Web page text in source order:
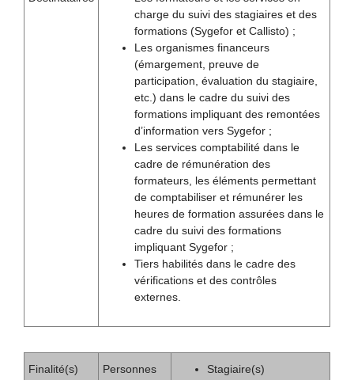
charge du suivi des stagiaires et des
formations (Sygefor et Callisto) ;
Les organismes financeurs
(émargement, preuve de
participation, évaluation du stagiaire,
etc.) dans le cadre du suivi des
formations impliquant des remontées
d’information vers Sygefor ;
Les services comptabilité dans le
cadre de rémunération des
formateurs, les éléments permettant
de comptabiliser et rémunérer les
heures de formation assurées dans le
cadre du suivi des formations
impliquant Sygefor ;
Tiers habilités dans le cadre des
vérifications et des contrôles
externes.
Finalité(s)
Personnes
Stagiaire(s)